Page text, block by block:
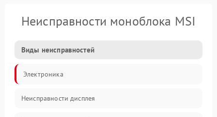
Неисправности моноблока MSI
Виды неисправностей
Электроника
Неисправности дисплея